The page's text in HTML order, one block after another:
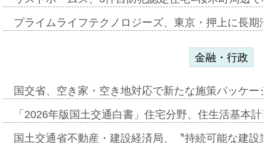
プライムライフテクノロジーズ、東京・押上に長
金融・行政
国交省、空き家・空き地対応で新たな施策パッケ
「2026年版国土交通白書」住宅分野、住生活基本
国土交通省不動産・建設経済局、〝持続可能な建